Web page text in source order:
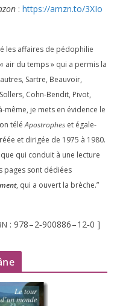
: https://​amzn​.to/​3​X​I​o​
les affaires de pédo­phi­lie
air du temps » qui a per­mis la
Sartre, Beauvoir,
Cohn-Bendit, Pivot,
même, je mets en évi­dence le
téléApostrophes et éga­le­
et diri­gée de 1975 à 1980.
qui conduit à une lec­ture
pages sont dédiées
, qui a ouvert la brèche.”
: 978–2‑900886–12‑0 ]